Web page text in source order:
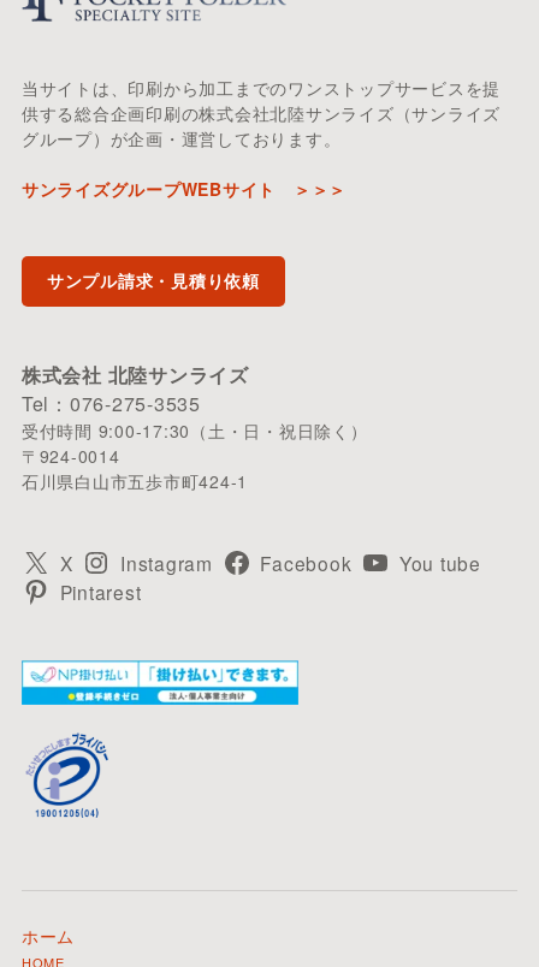
当サイトは、印刷から加工までのワンストップサービスを提
供する総合企画印刷の株式会社北陸サンライズ（サンライズ
グループ）が企画・運営しております。
サンライズグループWEBサイト ＞＞＞
サンプル請求・見積り依頼
株式会社 北陸サンライズ
Tel：076-275-3535
受付時間 9:00-17:30（土・日・祝日除く）
〒924-0014
石川県白山市五歩市町424-1
X Instagram Facebook
You tube
Pintarest
ホーム
HOME